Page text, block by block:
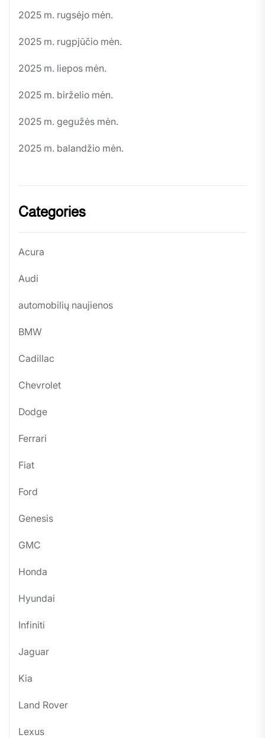
2025 m. rugsėjo mėn.
2025 m. rugpjūčio mėn.
2025 m. liepos mėn.
2025 m. birželio mėn.
2025 m. gegužės mėn.
2025 m. balandžio mėn.
Categories
Acura
Audi
automobilių naujienos
BMW
Cadillac
Chevrolet
Dodge
Ferrari
Fiat
Ford
Genesis
GMC
Honda
Hyundai
Infiniti
Jaguar
Kia
Land Rover
Lexus